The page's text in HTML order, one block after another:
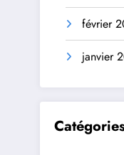
février
janvier